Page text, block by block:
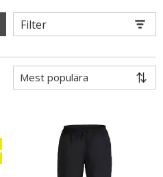
Filter